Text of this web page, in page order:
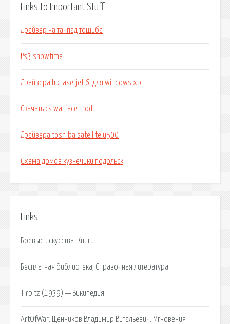
Links to Important Stuff
Драйвер на тачпад тошиба
Ps3 showtime
Драйвера hp laserjet 6l для windows xp
Скачать cs warface mod
Драйвера toshiba satellite u500
Схема домов кузнечики подольск
Links
Боевые искусства. Книги.
Бесплатная библиотека, Справочная литература.
Tirpitz (1939) — Википедия.
ArtOfWar. Щенников Владимир Витальевич. Мгновения